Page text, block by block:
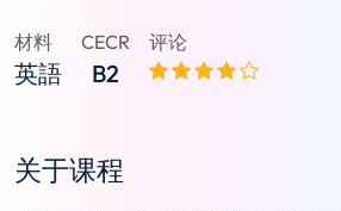
材料
英語
CECR
B2
评论
关于课程